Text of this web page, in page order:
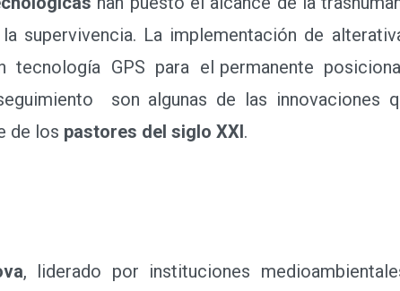
la supervivencia. La implementación de
tecnología GPS para el permanente
son algunas de las innovaciones
de los pastores del siglo XXI.
, liderado por instituciones